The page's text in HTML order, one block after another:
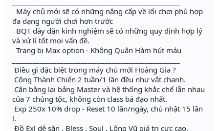
Máy chủ mới sẽ có những nâng cấp về lối chơi phù hợp
đa dạng người chơi hơn trước
BQT dày dặn kinh nghiệm sẽ có những quy định hợp lý
và xử lí tốt mọi vấn đề.
Trang bị Max option - Không Quân Hàm hút máu
Điều gì đặc biệt trong máy chủ mới Hoàng Gia ?
Công Thành Chiến 2 tuần/1 lần đều như vắt chanh.
Cân bằng lại bảng Master và hệ thống khắc chế lẫn nhau
của 7 chủng tộc, không còn class bá đạo nhất.
Exp 250x 10% drop - Reset 10 lần/ngày, chủ nhật 15 lần
!.
Đồ Exl dễ săn , Bless , Soul , Lông Vũ giá trị cực cao,